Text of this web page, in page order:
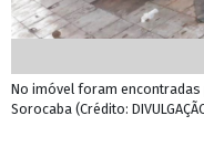
No imóvel foram
Sorocaba (Crédito: